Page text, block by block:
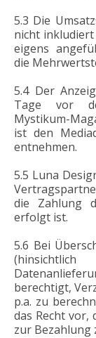
5.3 Die
nicht
eigens
die
5.4 Der
Tage vor
Mystikum-
ist den
entnehmen.
5.5 Luna
die Zahlung
erfolgt ist.
5.6 Bei
berechtigt,
p.a. zu
das Recht vor,
zur Bezahlung